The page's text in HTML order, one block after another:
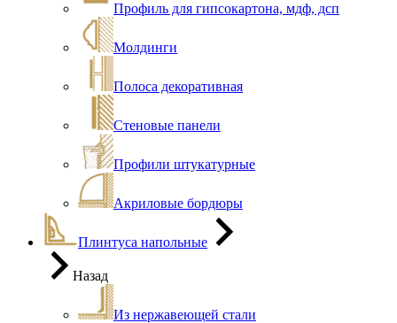
Профиль для гипсокартона, мдф, дсп
Молдинги
Полоса декоративная
Стеновые панели
Профили штукатурные
Акриловые бордюры
Плинтуса напольные
Назад
Из нержавеющей стали